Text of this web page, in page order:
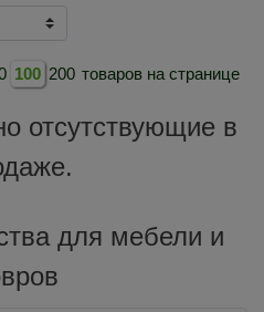
100 200 товаров на странице
отсутствующие в
для мебели и